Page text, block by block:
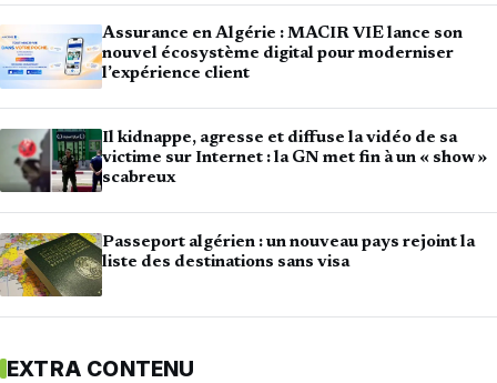
Assurance en Algérie : MACIR VIE lance son
nouvel écosystème digital pour moderniser
l’expérience client
Il kidnappe, agresse et diffuse la vidéo de sa
victime sur Internet : la GN met fin à un « show »
scabreux
Passeport algérien : un nouveau pays rejoint la
liste des destinations sans visa
EXTRA CONTENU